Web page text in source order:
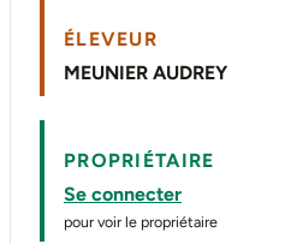
ÉLEVEUR
MEUNIER AUDREY
PROPRIÉTAIRE
Se connecter
pour voir le propriétaire